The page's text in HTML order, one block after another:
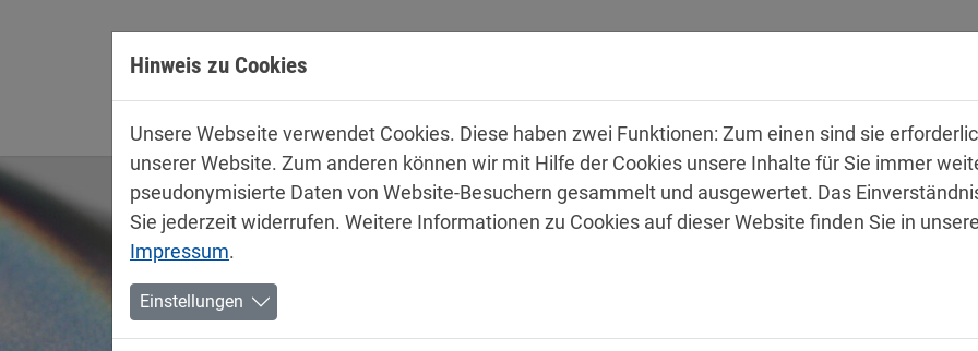
Unternehmen Produkte Service Karriere
Hinweis zu Cookies
Unsere Webseite verwendet Cookies. Diese haben zwei Funktionen: Zum einen sind sie
unserer Website. Zum anderen können wir mit Hilfe der Cookies unsere Inhalte für Sie immer
pseudonymisierte Daten von Website-Besuchern gesammelt und ausgewertet. Das
Sie jederzeit widerrufen. Weitere Informationen zu Cookies auf dieser Website finden Sie in
Impressum.
Einstellungen